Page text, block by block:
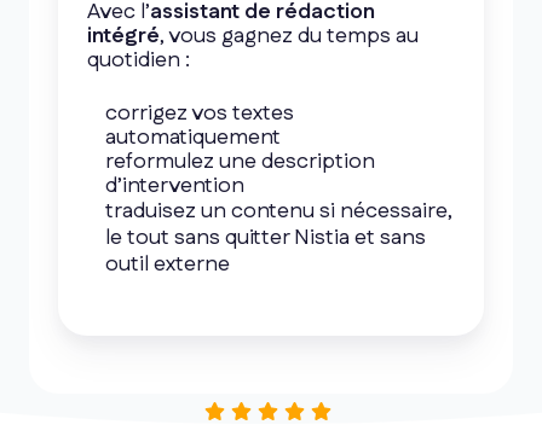
Avec l’assistant de rédaction
intégré, vous gagnez du temps au
quotidien :
corrigez vos textes
automatiquement
reformulez une description
d’intervention
traduisez un contenu si nécessaire,
le tout sans quitter Nistia et sans
outil externe